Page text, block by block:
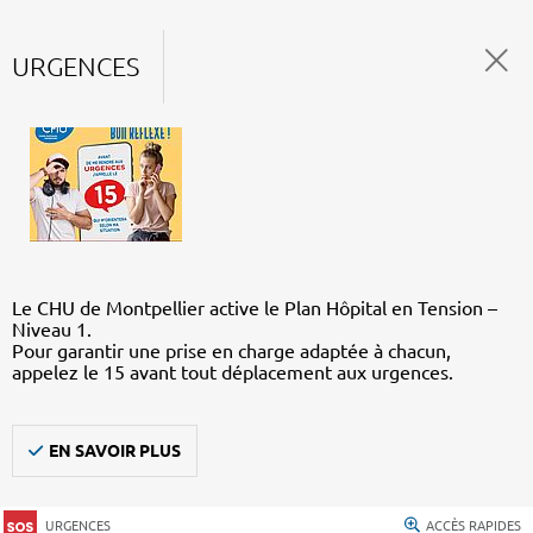
URGENCES
Le CHU de Montpellier active le Plan Hôpital en Tension –
Niveau 1.
Pour garantir une prise en charge adaptée à chacun,
appelez le 15 avant tout déplacement aux urgences.
EN SAVOIR PLUS
URGENCES ACCÈS RAPIDES